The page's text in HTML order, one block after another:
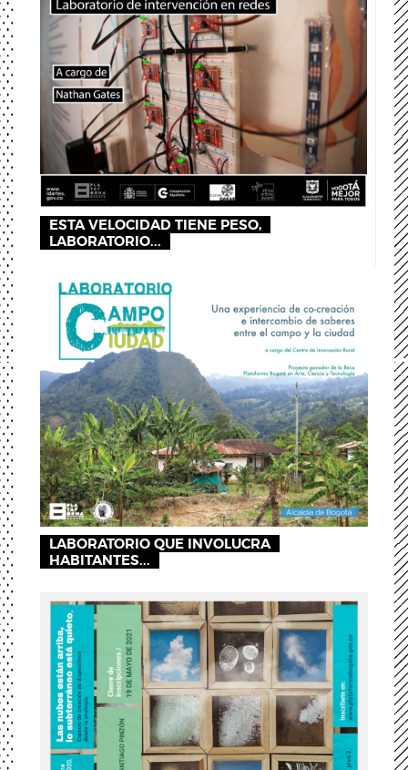
ESTA VELOCIDAD TIENE PESO,
LABORATORIO...
LABORATORIO QUE INVOLUCRA
HABITANTES...